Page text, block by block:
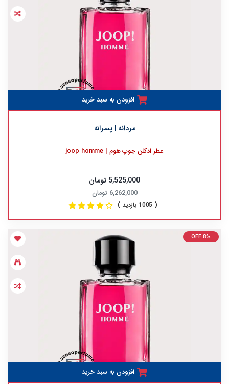
افزودن به سبد خرید
مردانه | پسرانه
عطر ادکلن جوپ هوم | joop homme
5,525,000 تومان
6,262,000 تومان
( 1005 بازدید )
OFF 8%
افزودن به سبد خرید